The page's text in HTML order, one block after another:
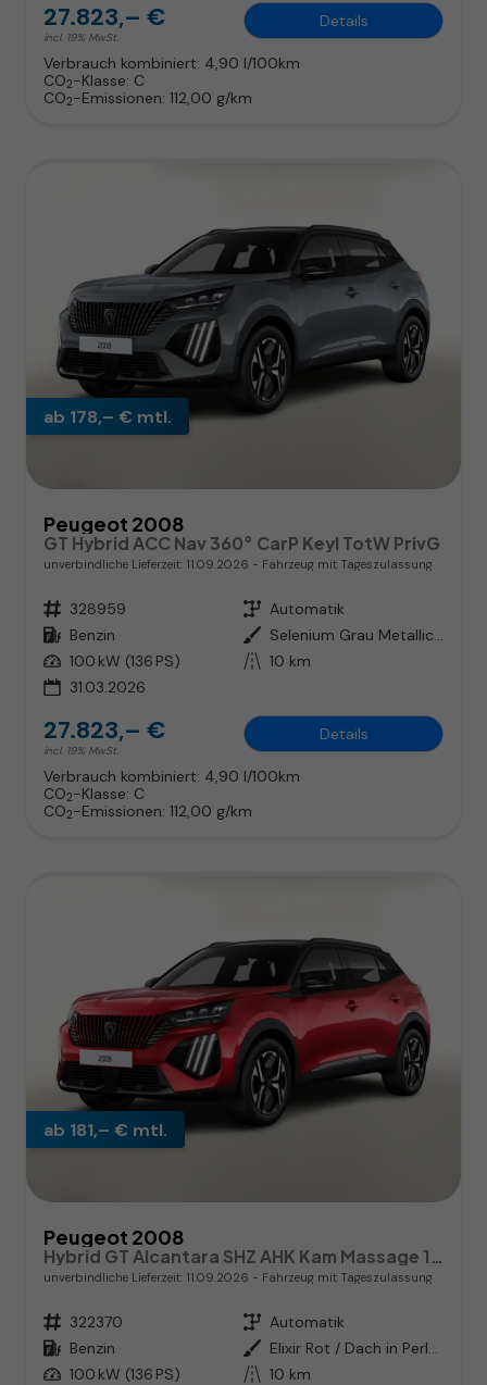
27.823,– €
incl. 19% MwSt.
Details
Verbrauch kombiniert: 4,90 l/100km
CO2-Klasse: C
CO2-Emissionen: 112,00 g/km
ab 178,– € mtl.
Peugeot 2008
GT Hybrid ACC Nav 360° CarP Keyl TotW PrivG
unverbindliche Lieferzeit: 11.09.2026 Fahrzeug mit Tageszulassung
Fahrzeugnr. 328959 Getriebe Automatik
Kraftstoff Benzin Außenfarbe
Selenium Grau Metallic / Dach in
Leistung 100 kW (136 PS) Kilometerstand 10 km
31.03.2026
27.823,– €
incl. 19% MwSt.
Details
Verbrauch kombiniert: 4,90 l/100km
CO2-Klasse: C
CO2-Emissionen: 112,00 g/km
ab 181,– € mtl.
Peugeot 2008
unverbindliche Lieferzeit: 11.09.2026 Fahrzeug mit Tageszulassung
Fahrzeugnr. 322370 Getriebe Automatik
Kraftstoff Benzin Außenfarbe
Elixir Rot / Dach in Perla Nera
Leistung 100 kW (136 PS) Kilometerstand 10 km